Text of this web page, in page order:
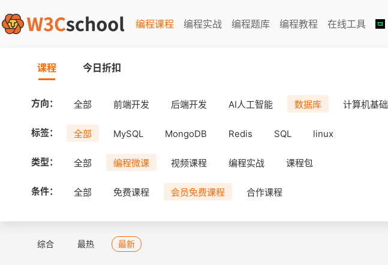
编程课程 编程实战 编程题库 编程教程 在线工具
课程 今日折扣
方向： 全部 前端开发 后端开发 AI人工智能 数据库 计算机基础
标签： 全部 MySQL MongoDB Redis SQL linux
类型： 全部 编程微课 视频课程 编程实战 课程包
条件： 全部 免费课程 会员免费课程 合作课程
综合 最热 最新